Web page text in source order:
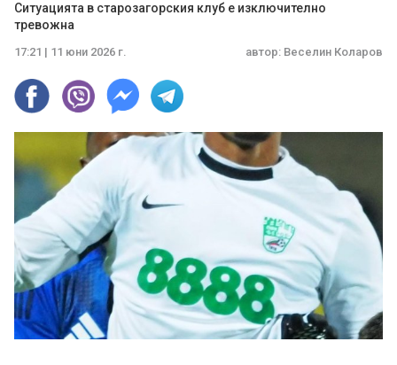
Ситуацията в старозагорския клуб е изключително
тревожна
17:21 | 11 юни 2026 г. автор: Веселин Коларов